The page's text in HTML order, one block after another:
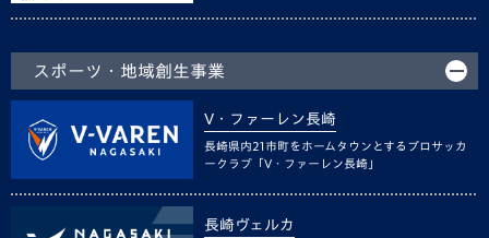
スポーツ・地域創生事業
V・ファーレン長崎
長崎県内21市町をホームタウンとするプロサッカ
ークラブ「V・ファーレン長崎」
長崎ヴェルカ